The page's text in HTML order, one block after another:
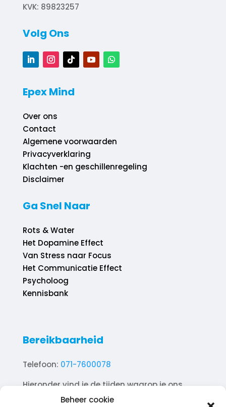
Beheer cookie
KVK: 89823257
Volg Ons
Epex Mind
Over ons
Contact
Algemene voorwaarden
Privacyverklaring
Klachten -en geschillenregeling
Disclaimer
Ga Snel Naar
Rots & Water
Het Dopamine Effect
Van Stress naar Focus
Het Communicatie Effect
Psycholoog
Kennisbank
Bereikbaarheid
Telefoon: 071-7600078
Hieronder vind je de tijden waarop je ons
telefonisch kunt bereiken.